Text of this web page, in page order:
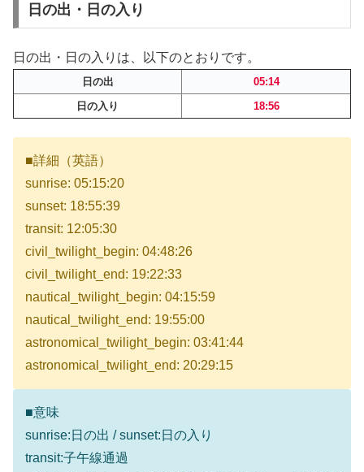
日の出・日の入り
日の出・日の入りは、以下のとおりです。
日の出
05:14
日の入り
18:56
■詳細（英語）
sunrise: 05:15:20
sunset: 18:55:39
transit: 12:05:30
civil_twilight_begin: 04:48:26
civil_twilight_end: 19:22:33
nautical_twilight_begin: 04:15:59
nautical_twilight_end: 19:55:00
astronomical_twilight_begin: 03:41:44
astronomical_twilight_end: 20:29:15
■意味
sunrise:日の出 / sunset:日の入り
transit:子午線通過